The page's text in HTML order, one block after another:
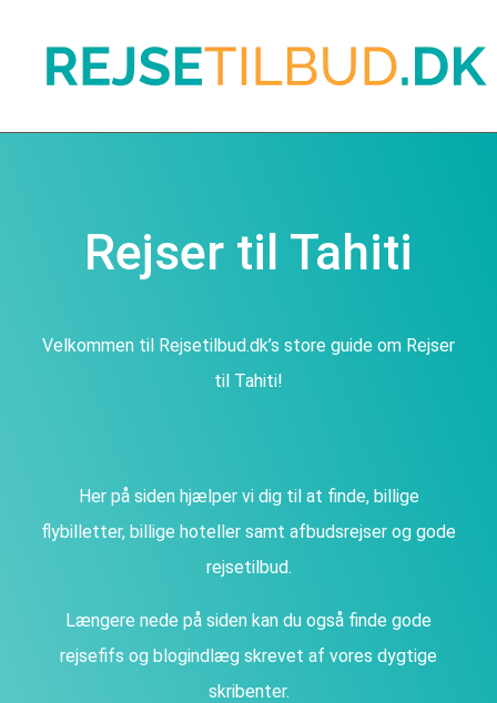
Rejser til Tahiti
Velkommen til Rejsetilbud.dk’s store guide om Rejser
til Tahiti!
Her på siden hjælper vi dig til at finde, billige
flybilletter, billige hoteller samt afbudsrejser og gode
rejsetilbud.
Længere nede på siden kan du også finde gode
rejsefifs og blogindlæg skrevet af vores dygtige
skribenter.